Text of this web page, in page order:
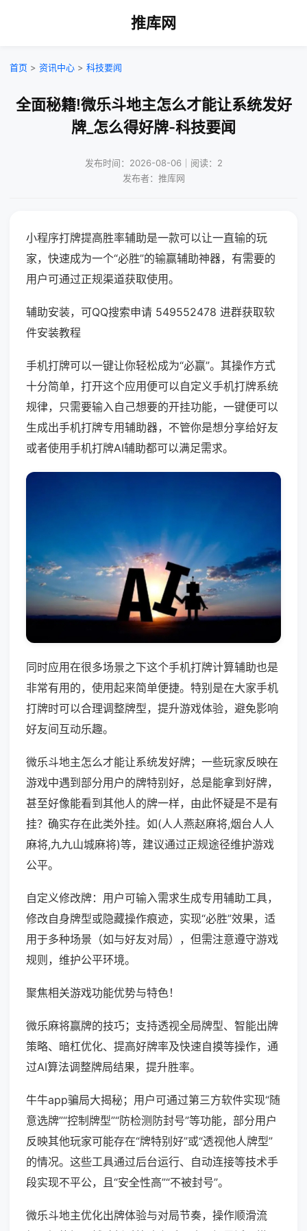
推库网
首页 > 资讯中心 > 科技要闻
全面秘籍!微乐斗地主怎么才能让系统发好
牌_怎么得好牌-科技要闻
发布时间：2026-08-06｜阅读：2
发布者：推库网
小程序打牌提高胜率辅助是一款可以让一直输的玩
家，快速成为一个“必胜”的输赢辅助神器，有需要的
用户可通过正规渠道获取使用。
辅助安装，可QQ搜索申请 549552478 进群获取软
件安装教程
手机打牌可以一键让你轻松成为“必赢”。其操作方式
十分简单，打开这个应用便可以自定义手机打牌系统
规律，只需要输入自己想要的开挂功能，一键便可以
生成出手机打牌专用辅助器，不管你是想分享给好友
或者使用手机打牌AI辅助都可以满足需求。
同时应用在很多场景之下这个手机打牌计算辅助也是
非常有用的，使用起来简单便捷。特别是在大家手机
打牌时可以合理调整牌型，提升游戏体验，避免影响
好友间互动乐趣。
微乐斗地主怎么才能让系统发好牌；一些玩家反映在
游戏中遇到部分用户的牌特别好，总是能拿到好牌，
甚至好像能看到其他人的牌一样，由此怀疑是不是有
挂？确实存在此类外挂。如(人人燕赵麻将,烟台人人
麻将,九九山城麻将)等，建议通过正规途径维护游戏
公平。
自定义修改牌：用户可输入需求生成专用辅助工具，
修改自身牌型或隐藏操作痕迹，实现“必胜”效果，适
用于多种场景（如与好友对局），但需注意遵守游戏
规则，维护公平环境。
聚焦相关游戏功能优势与特色！
微乐麻将赢牌的技巧；支持透视全局牌型、智能出牌
策略、暗杠优化、提高好牌率及快速自摸等操作，通
过AI算法调整牌局结果，提升胜率。
牛牛app骗局大揭秘；用户可通过第三方软件实现“随
意选牌”“控制牌型”“防检测防封号”等功能，部分用户
反映其他玩家可能存在“牌特别好”或“透视他人牌型”
的情况。这些工具通过后台运行、自动连接等技术手
段实现不平公，且“安全性高”“不被封号”。
微乐斗地主优化出牌体验与对局节奏，操作顺滑流